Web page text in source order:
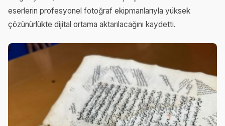
eserlerin profesyonel fotoğraf ekipmanlarıyla yüksek
çözünürlükte dijital ortama aktarılacağını kaydetti.